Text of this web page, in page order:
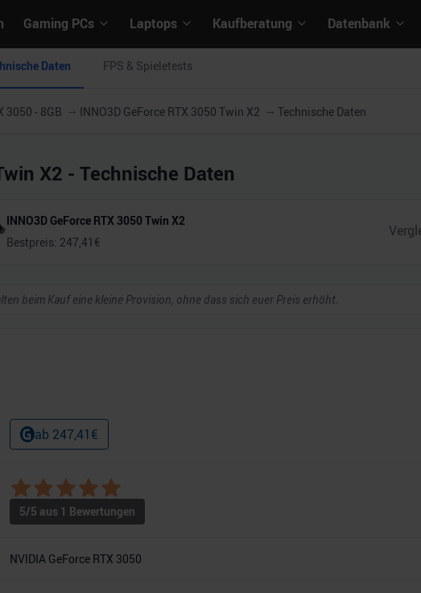
Gaming PCs Laptops Kaufberatung Datenbank
Daten FPS & Spieletests
3050 - 8GB INNO3D GeForce RTX 3050 Twin X2 Technische Daten
X2 - Technische Daten
INNO3D GeForce RTX 3050 Twin X2
Bestpreis: 247,41 €
beim Kauf eine kleine Provision, ohne dass sich euer Preis erhöht.
ab 247,41€
5/5 aus 1 Bewertungen
NVIDIA GeForce RTX 3050